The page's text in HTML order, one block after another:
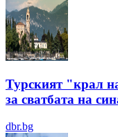
Турският "крал
за сватбата на
dbr.bg